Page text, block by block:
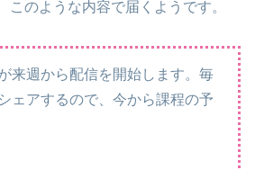
このような内容で届くようです。
来週から配信を開始します。毎
ェアするので、今から課程の予